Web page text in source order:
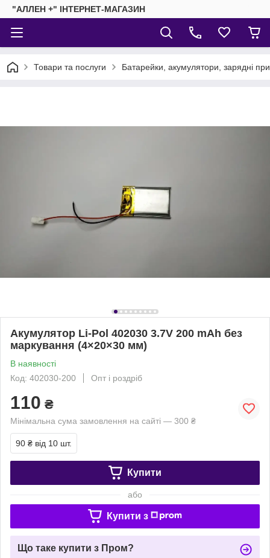
"АЛЛЕН +" ІНТЕРНЕТ-МАГАЗИН
Товари та послуги Батарейки, акумулятори, зарядні
Акумулятор Li-Pol 402030 3.7V 200 mAh без
маркування (4×20×30 мм)
В наявності
Код: 402030-200
Опт і роздріб
110 ₴
Мінімальна сума замовлення на сайті — 300 ₴
90 ₴ від 10 шт.
Купити
або
Купити з
Що таке купити з Пром?